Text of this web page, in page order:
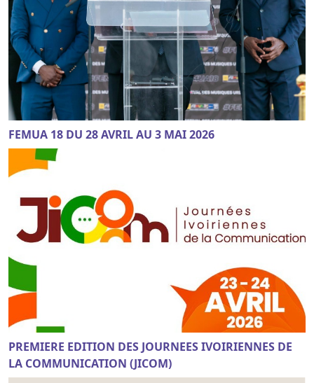
FEMUA 18 DU 28 AVRIL AU 3 MAI 2026
PREMIERE EDITION DES JOURNEES IVOIRIENNES DE
LA COMMUNICATION (JICOM)